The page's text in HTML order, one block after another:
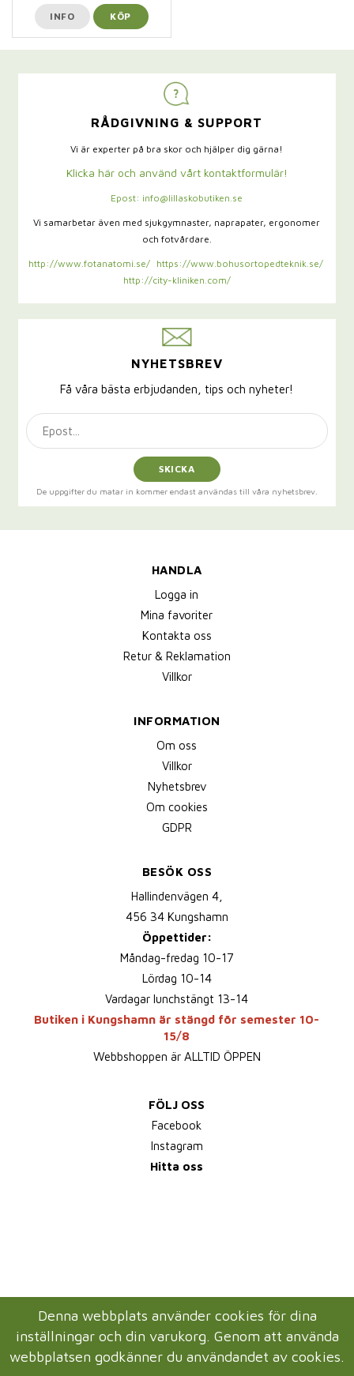
INFO KÖP
RÅDGIVNING & SUPPORT
Vi är experter på bra skor och hjälper dig gärna!
Klicka här och använd vårt kontaktformulär!
Epost: info@lillaskobutiken.se
Vi samarbetar även med sjukgymnaster, naprapater, ergonomer
och fotvårdare.
http://www.fotanatomi.se/
https://www.bohusortopedteknik.se/
http://city-kliniken.com/
NYHETSBREV
Få våra bästa erbjudanden, tips och nyheter!
SKICKA
De uppgifter du matar in kommer endast användas till våra nyhetsbrev.
HANDLA
Logga in
Mina favoriter
Kontakta oss
Retur & Reklamation
Villkor
INFORMATION
Om oss
Villkor
Nyhetsbrev
Om cookies
GDPR
BESÖK OSS
Hallindenvägen 4,
456 34 Kungshamn
Öppettider:
Måndag-fredag 10-17
Lördag 10-14
Vardagar lunchstängt 13-14
Butiken i Kungshamn är stängd för semester 10-
15/8
Webbshoppen är ALLTID ÖPPEN
FÖLJ OSS
Facebook
Instagram
Hitta oss
Denna webbplats använder cookies för dina
inställningar och din varukorg. Genom att använda
webbplatsen godkänner du användandet av cookies.